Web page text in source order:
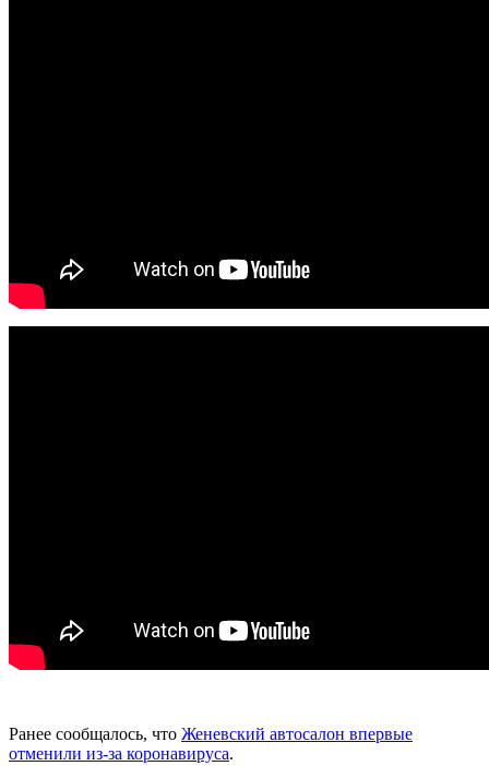
Ранее сообщалось, что Женевский автосалон впервые
отменили из-за коронавируса.